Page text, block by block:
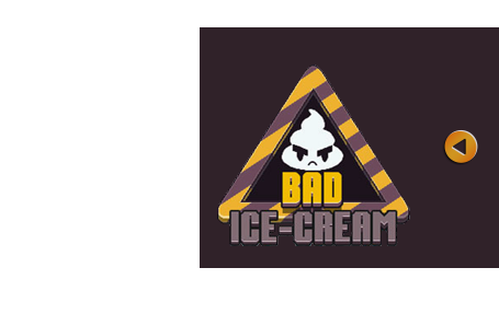
BAD ICE CREAM 2
Kész az első kalanddal? Csak kövesse a
következő folytatást, és játsszon ...
JÁTSSZ MOST